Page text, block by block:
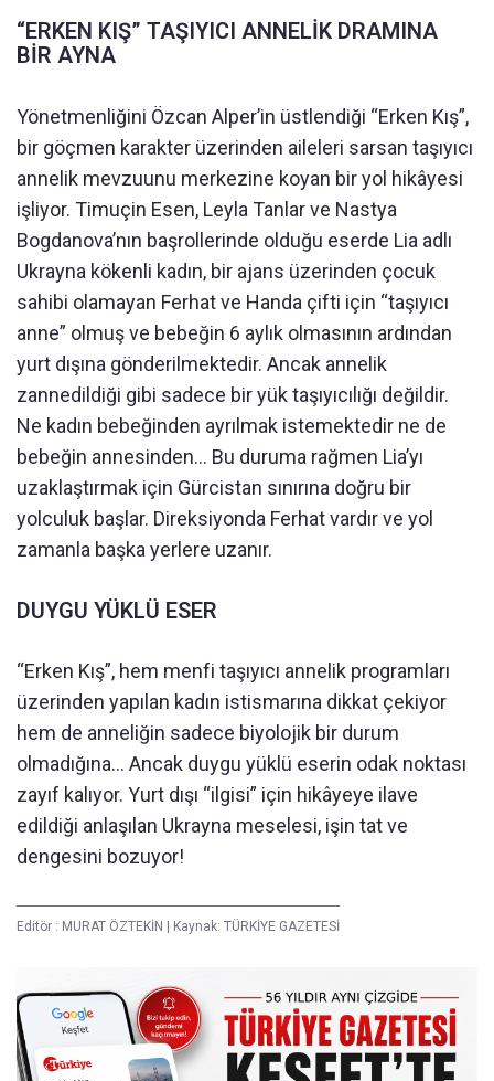
“ERKEN KIŞ” TAŞIYICI ANNELİK DRAMINA
BİR AYNA
Yönetmenliğini Özcan Alper’in üstlendiği “Erken Kış”,
bir göçmen karakter üzerinden aileleri sarsan taşıyıcı
annelik mevzuunu merkezine koyan bir yol hikâyesi
işliyor. Timuçin Esen, Leyla Tanlar ve Nastya
Bogdanova’nın başrollerinde olduğu eserde Lia adlı
Ukrayna kökenli kadın, bir ajans üzerinden çocuk
sahibi olamayan Ferhat ve Handa çifti için “taşıyıcı
anne” olmuş ve bebeğin 6 aylık olmasının ardından
yurt dışına gönderilmektedir. Ancak annelik
zannedildiği gibi sadece bir yük taşıyıcılığı değildir.
Ne kadın bebeğinden ayrılmak istemektedir ne de
bebeğin annesinden… Bu duruma rağmen Lia’yı
uzaklaştırmak için Gürcistan sınırına doğru bir
yolculuk başlar. Direksiyonda Ferhat vardır ve yol
zamanla başka yerlere uzanır.
DUYGU YÜKLÜ ESER
“Erken Kış”, hem menfi taşıyıcı annelik programları
üzerinden yapılan kadın istismarına dikkat çekiyor
hem de anneliğin sadece biyolojik bir durum
olmadığına… Ancak duygu yüklü eserin odak noktası
zayıf kalıyor. Yurt dışı “ilgisi” için hikâyeye ilave
edildiği anlaşılan Ukrayna meselesi, işin tat ve
dengesini bozuyor!
Editör : MURAT ÖZTEKİN Kaynak: TÜRKİYE GAZETESİ